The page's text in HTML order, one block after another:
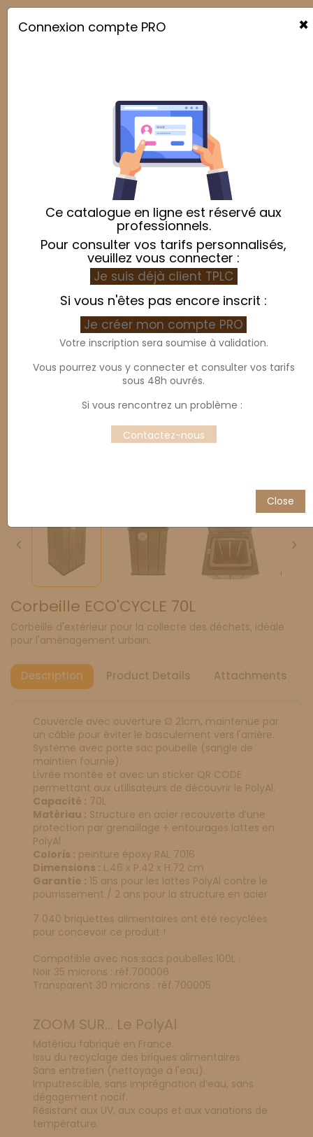

 
Corbeille ECO'CYCLE 70L
Corbeille d'extérieur pour la collecte des déchets, idéale
pour l'aménagement urbain.
Description Product Details Attachments
Couvercle avec ouverture Ø 21cm, maintenue par
un câble pour éviter le basculement vers l'arrière.
Système avec porte sac poubelle (sangle de
maintien fournie).
Livrée montée et avec un sticker QR CODE
permettant aux utilisateurs de découvrir le PolyAl.
Capacité : 70L
Matériau : Structure en acier recouverte d’une
protection par grenaillage + entourages lattes en
PolyAl
Coloris : peinture époxy RAL 7016
Dimensions : L.46 x P.42 x H.72 cm
Garantie : 15 ans pour les lattes PolyAl contre le
pourrissement / 2 ans pour la structure en acier
7 040 briquettes alimentaires ont été recyclées
pour concevoir ce produit !
Compatible avec nos sacs poubelles 100L :
Noir 35 microns : réf.700006
Transparent 30 microns : réf.700005
ZOOM SUR... Le PolyAl
Matériau fabriqué en France.
Issu du recyclage des briques alimentaires.
Sans entretien (nettoyage à l'eau).
Imputrescible, sans imprégnation d’eau, sans
dégagement nocif.
Résistant aux UV, aux coups et aux variations de
température.
×
Connexion compte PRO
Ce catalogue en ligne est réservé aux
professionnels.
Pour consulter vos tarifs personnalisés,
veuillez vous connecter :
Je suis déjà client TPLC
Si vous n'êtes pas encore inscrit :
Je créer mon compte PRO
Votre inscription sera soumise à validation.
Vous pourrez vous y connecter et consulter vos tarifs
sous 48h ouvrés.
Si vous rencontrez un problème :
Contactez-nous
Close